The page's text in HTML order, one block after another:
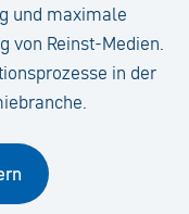
und maximale
von Reinst-Medien.
in der